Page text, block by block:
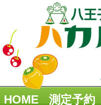
HOME 測定予約